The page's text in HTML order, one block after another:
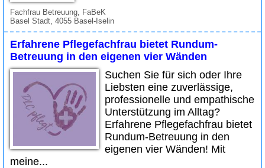
Fachfrau Betreuung, FaBeK
Basel Stadt, 4055 Basel-Iselin
Erfahrene Pflegefachfrau bietet Rundum-
Betreuung in den eigenen vier Wänden
Suchen Sie für sich oder Ihre
Liebsten eine zuverlässige,
professionelle und empathische
Unterstützung im Alltag?
Erfahrene Pflegefachfrau bietet
Rundum-Betreuung in den
eigenen vier Wänden! Mit
meine...